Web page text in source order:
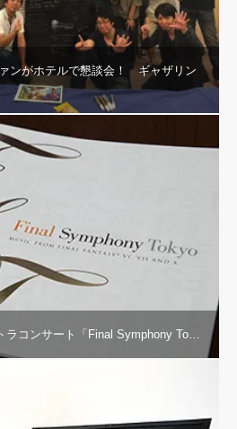
ンがホテルで懇談会！ ギャザリン
ラコンサート「Final Symphony To…